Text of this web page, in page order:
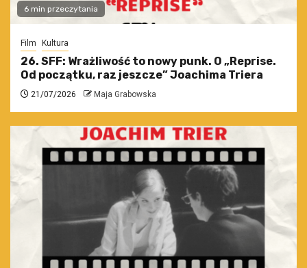
6 min przeczytania
Film Kultura
26. SFF: Wrażliwość to nowy punk. O „Reprise.
Od początku, raz jeszcze” Joachima Triera
21/07/2026 Maja Grabowska